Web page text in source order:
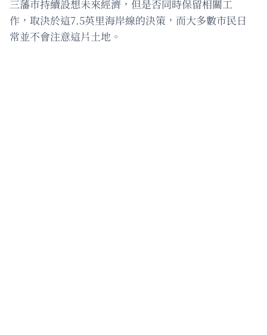
三藩市持續設想未來經濟，但是否同時保留相關工
作，取決於這7.5英里海岸線的決策，而大多數市民日
常並不會注意這片土地。